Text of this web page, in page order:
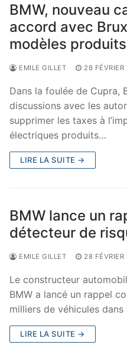
BMW, nouveau
accord avec
modèles
EMILE GILLET 28
Dans la foulée de Cupra,
discussions avec les
supprimer les taxes à
électriques produits…
LIRE LA SUITE →
BMW lance un
détecteur de
EMILE GILLET 28
Le constructeur
BMW a lancé un rappel
milliers de véhicules
LIRE LA SUITE →